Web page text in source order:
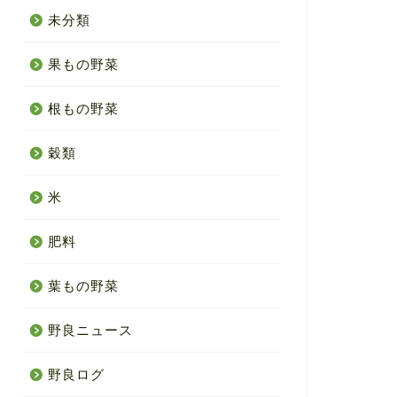
未分類
果もの野菜
根もの野菜
穀類
米
肥料
葉もの野菜
野良ニュース
野良ログ